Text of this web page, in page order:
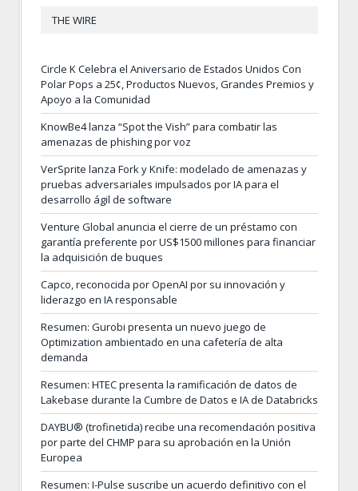
THE WIRE
Circle K Celebra el Aniversario de Estados Unidos Con
Polar Pops a 25¢, Productos Nuevos, Grandes Premios y
Apoyo a la Comunidad
KnowBe4 lanza “Spot the Vish” para combatir las
amenazas de phishing por voz
VerSprite lanza Fork y Knife: modelado de amenazas y
pruebas adversariales impulsados por IA para el
desarrollo ágil de software
Venture Global anuncia el cierre de un préstamo con
garantía preferente por US$1500 millones para financiar
la adquisición de buques
Capco, reconocida por OpenAI por su innovación y
liderazgo en IA responsable
Resumen: Gurobi presenta un nuevo juego de
Optimization ambientado en una cafetería de alta
demanda
Resumen: HTEC presenta la ramificación de datos de
Lakebase durante la Cumbre de Datos e IA de Databricks
DAYBU® (trofinetida) recibe una recomendación positiva
por parte del CHMP para su aprobación en la Unión
Europea
Resumen: I-Pulse suscribe un acuerdo definitivo con el